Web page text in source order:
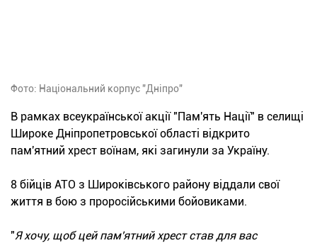
Фото: Національний корпус "Дніпро"
В рамках всеукраїнської акції "Пам'ять Нації" в селищі
Широке Дніпропетровської області відкрито
пам'ятний хрест воїнам, які загинули за Україну.
8 бійців АТО з Широківського району віддали свої
життя в бою з проросійськими бойовиками.
"Я хочу, щоб цей пам'ятний хрест став для вас